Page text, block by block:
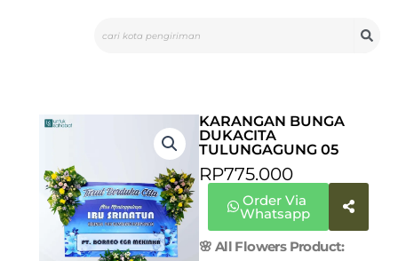
KARANGAN BUNGA
DUKACITA
TULUNGAGUNG 05
RP775.000
Order Via
Whatsapp
🌸 All Flowers Product: